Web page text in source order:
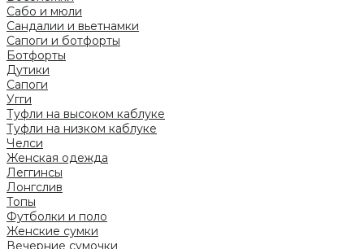
Сабо и мюли
Сандалии и вьетнамки
Сапоги и ботфорты
Ботфорты
Дутики
Сапоги
Угги
Туфли на высоком каблуке
Туфли на низком каблуке
Челси
Женская одежда
Леггинсы
Лонгслив
Топы
Футболки и поло
Женские сумки
Вечерние сумочки